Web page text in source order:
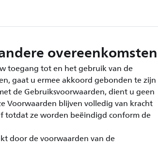
overeenkomsten
toegang tot en het gebruik van de
gaat u ermee akkoord gebonden te zijn
de Gebruiksvoorwaarden, dient u geen
Voorwaarden blijven volledig van kracht
totdat ze worden beëindigd conform de
door de voorwaarden van de